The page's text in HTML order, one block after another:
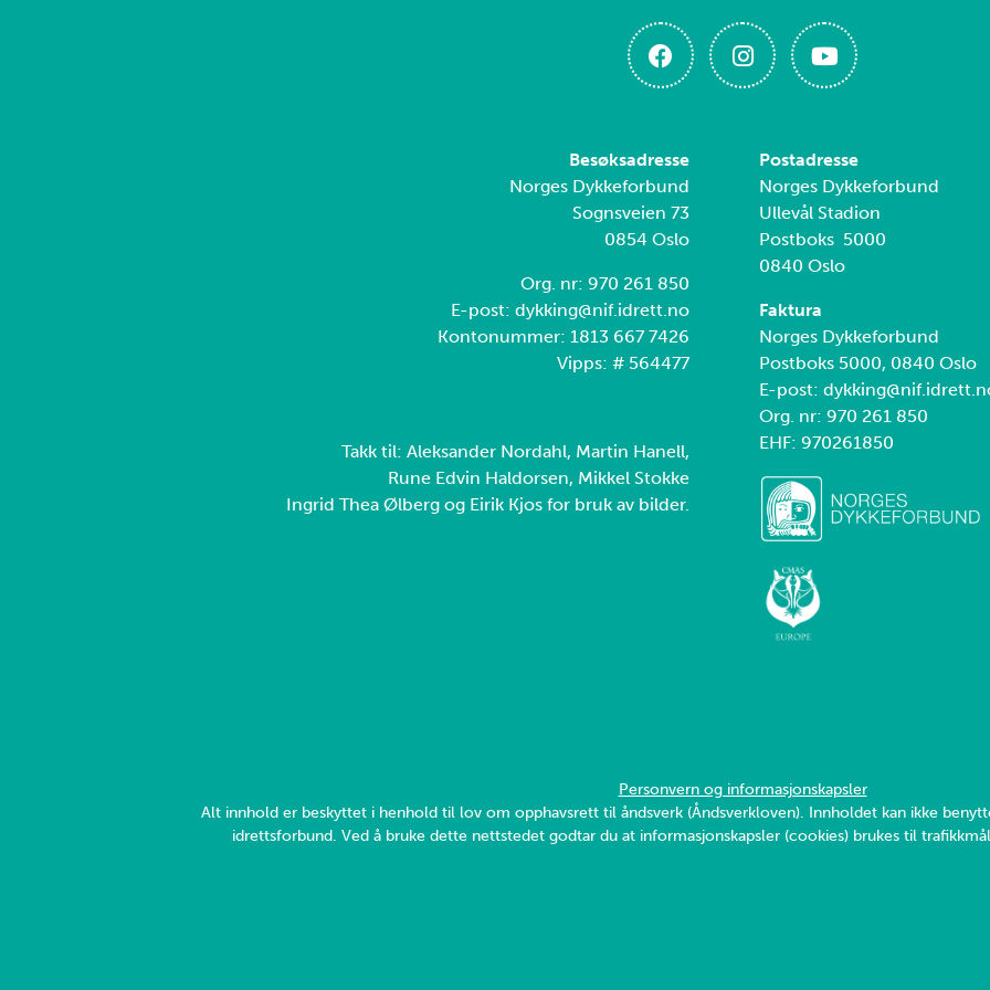
Besøksadresse
Norges Dykkeforbund
Sognsveien 73
0854 Oslo
Org. nr: 970 261 850
E-post: dykking@nif.idrett.no
Kontonummer: 1813 667 7426
Vipps: # 564477
Takk til: Aleksander Nordahl, Martin Hanell,
Rune Edvin Haldorsen, Mikkel Stokke
Ingrid Thea Ølberg og Eirik Kjos for bruk av bilder.
Postadresse
Norges Dykkeforbund
Ullevål Stadion
Postboks 5000
0840 Oslo
Faktura
Norges Dykkeforbund
Postboks 5000, 0840 Oslo
E-post:
Org. nr: 970 261 850
EHF: 970261850
Personvern og informasjonskapsler
Alt innhold er beskyttet i henhold til lov om opphavsrett til åndsverk (Åndsverkloven). Innholdet kan ikke
idrettsforbund. Ved å bruke dette nettstedet godtar du at informasjonskapsler (cookies) brukes til